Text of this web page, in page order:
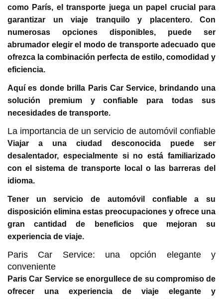
como París, el transporte juega un papel crucial para
garantizar un viaje tranquilo y placentero. Con
numerosas opciones disponibles, puede ser
abrumador elegir el modo de transporte adecuado que
ofrezca la combinación perfecta de estilo, comodidad y
eficiencia.
Aquí es donde brilla Paris Car Service, brindando una
solución premium y confiable para todas sus
necesidades de transporte.
La importancia de un servicio de automóvil confiable
Viajar a una ciudad desconocida puede ser
desalentador, especialmente si no está familiarizado
con el sistema de transporte local o las barreras del
idioma.
Tener un servicio de automóvil confiable a su
disposición elimina estas preocupaciones y ofrece una
gran cantidad de beneficios que mejoran su
experiencia de viaje.
Paris Car Service: una opción elegante y
conveniente
Paris Car Service se enorgullece de su compromiso de
ofrecer una experiencia de viaje elegante y